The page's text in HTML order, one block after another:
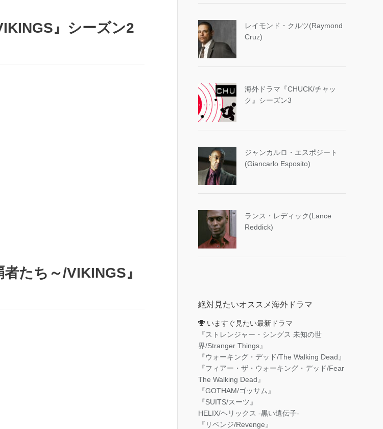
』シーズン2
たち～/VIKINGS』
レイモンド・クルツ(Raymond
Cruz)
海外ドラマ『CHUCK/チャッ
ク』シーズン3
ジャンカルロ・エスポジート
(Giancarlo Esposito)
ランス・レディック(Lance
Reddick)
絶対見たいオススメ海外ドラマ
いますぐ見たい最新ドラマ
『ストレンジャー・シングス 未知の世
界/Stranger Things』
『ウォーキング・デッド/The Walking Dead』
『フィアー・ザ・ウォーキング・デッド/Fear
The Walking Dead』
『GOTHAM/ゴッサム』
『SUITS/スーツ』
HELIX/ヘリックス -黒い遺伝子-
『リベンジ/Revenge』